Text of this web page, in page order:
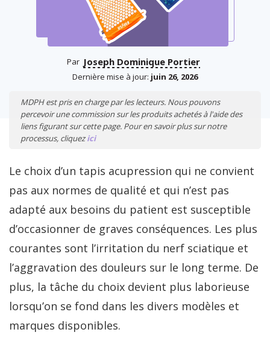
Par Joseph Dominique Portier
Dernière mise à jour: juin 26, 2026
MDPH est pris en charge par les lecteurs. Nous pouvons
percevoir une commission sur les produits achetés à l'aide des
liens figurant sur cette page. Pour en savoir plus sur notre
processus, cliquezici
Le choix d’un tapis acupression qui ne convient
pas aux normes de qualité et qui n’est pas
adapté aux besoins du patient est susceptible
d’occasionner de graves conséquences. Les plus
courantes sont l’irritation du nerf sciatique et
l’aggravation des douleurs sur le long terme. De
plus, la tâche du choix devient plus laborieuse
lorsqu’on se fond dans les divers modèles et
marques disponibles.